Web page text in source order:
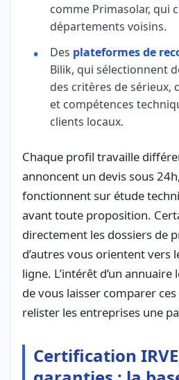
comme Primasolar, qui
départements voisins.
Des plateformes de
Bilik, qui sélectionnent
des critères de sérieux,
et compétences
clients locaux.
Chaque profil travaille
annoncent un devis sous
fonctionnent sur étude
avant toute proposition.
directement les dossiers de
d’autres vous orientent vers
ligne. L’intérêt d’un annuaire
de vous laisser comparer
relister les entreprises une
Certification